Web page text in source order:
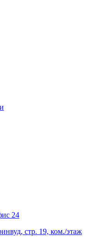
24
стр. 19, ком./этаж